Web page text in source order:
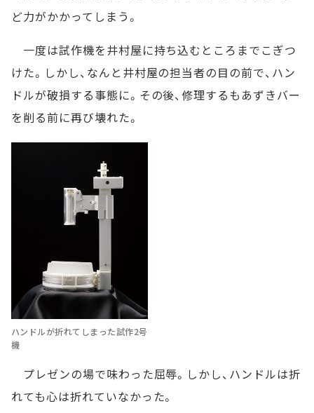
ど力がかかってしまう。
一度は試作機を井村屋に持ち込むところまでこぎつ
けた。しかし、なんと井村屋の担当者の目の前で、ハン
ドルが破損する事態に。その後、修理するもあずきバー
を削る前に再び壊れた。
ハンドルが折れてしまった試作2号
機
プレゼンの場で味わった屈辱。しかし、ハンドルは折
れても心は折れていなかった。